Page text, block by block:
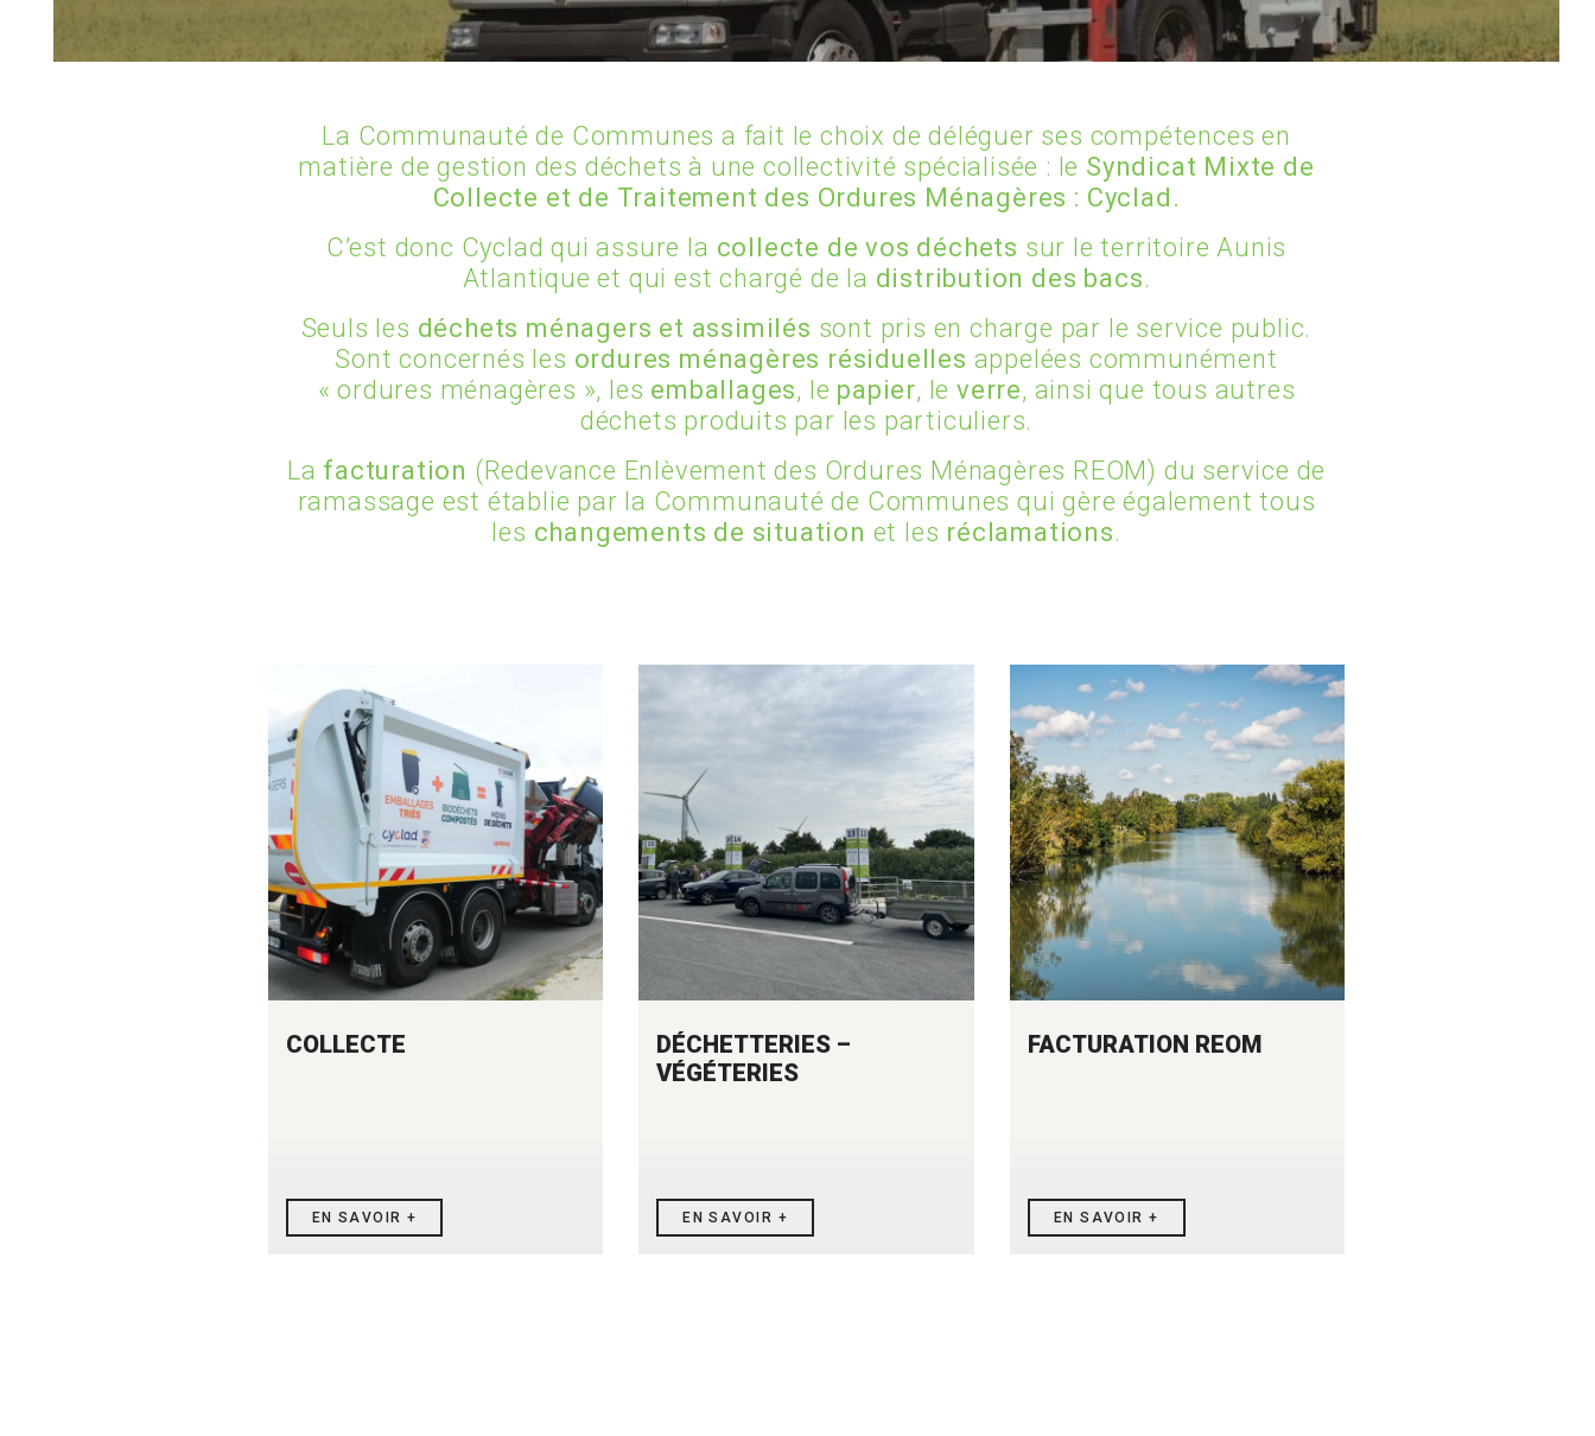
OFFRES D’EMPLOI
La Communauté de Communes a fait le choix de déléguer ses compétences en
matière de gestion des déchets à une collectivité spécialisée : le Syndicat Mixte de
Collecte et de Traitement des Ordures Ménagères : Cyclad.
C’est donc Cyclad qui assure la collecte de vos déchets sur le territoire Aunis
Atlantique et qui est chargé de la distribution des bacs.
Seuls les déchets ménagers et assimilés sont pris en charge par le service public.
Sont concernés les ordures ménagères résiduelles appelées communément
« ordures ménagères », les emballages, le papier, le verre, ainsi que tous autres
déchets produits par les particuliers.
La facturation (Redevance Enlèvement des Ordures Ménagères REOM) du service de
ramassage est établie par la Communauté de Communes qui gère également tous
les changements de situation et les réclamations.
COLLECTE
EN SAVOIR +
DÉCHETTERIES –
VÉGÉTERIES
EN SAVOIR +
FACTURATION REOM
EN SAVOIR +